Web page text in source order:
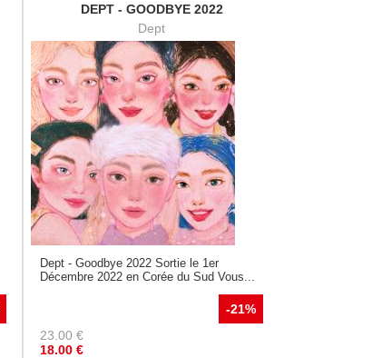
DEPT - GOODBYE 2022
Dept
Dept - Goodbye 2022 Sortie le 1er
Décembre 2022 en Corée du Sud Vous...
-21%
23.00 €
18.00 €